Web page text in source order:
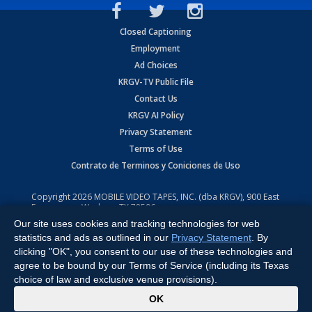
Closed Captioning
Employment
Ad Choices
KRGV-TV Public File
Contact Us
KRGV AI Policy
Privacy Statement
Terms of Use
Contrato de Terminos y Coniciones de Uso
Copyright2026 MOBILE VIDEO TAPES, INC. (dba KRGV), 900 East
Expressway, Weslaco, TX 78596.
All Rights Reserved. Powered by:Ruby Shore Software
Our site uses cookies and tracking technologies for web
statistics and ads as outlined in our Privacy Statement . By
clicking "OK", you consent to our use of these technologies and
agree to be bound by our Terms of Service (including its Texas
choice of law and exclusive venue provisions).
OK